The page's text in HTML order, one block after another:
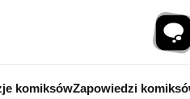
komiksówZapowiedzi